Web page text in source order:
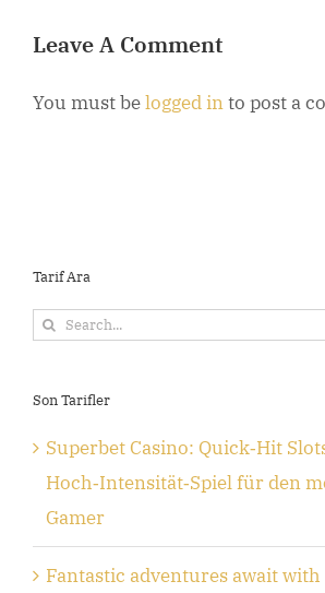
Leave A Comment
You must belogged into post a
Tarif Ara
Search
Son Tarifler
Superbet Casino: Quick‑Hit
Hoch‑Intensität‑Spiel für den
Gamer
Fantastic adventures await